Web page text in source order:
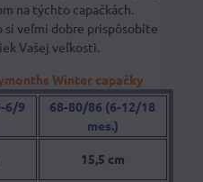
na týchto capačkách.
si veľmi dobre prispôsobíte
Vašej veľkosti.
Winter capačky
6/9
68-80/86 (6-12/18
mes.)
15,5 cm